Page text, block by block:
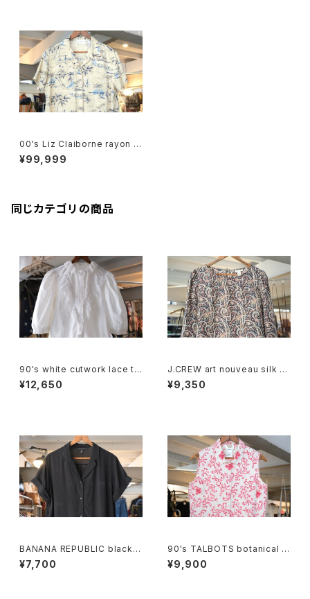
00's Liz Claiborne rayon H
awaiian Shirt
¥99,999
同じカテゴリの商品
90's white cutwork lace tri
mmed cotton Blouse
¥12,650
J.CREW art nouveau silk p
ullover Blouse
¥9,350
BANANA REPUBLIC black r
ayon open collar Shirt
¥7,700
90's TALBOTS botanical s
croll printed Irish linen sle
eveless Shirt
¥9,900